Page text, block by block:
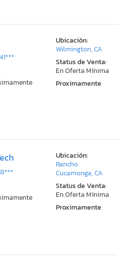
Ubicación:
Wilmington, CA
Status de Venta:
En Oferta Mínima
Proximamente
Ubicación:
Rancho
Cucamonga, CA
Status de Venta:
En Oferta Mínima
Proximamente